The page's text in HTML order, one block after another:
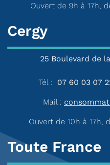
Ouvert de 9h à 17h,
Cergy
25 Boulevard de
Tél : 07 60 03 07
Mail :
Ouvert de 10h à 17h,
Toute France